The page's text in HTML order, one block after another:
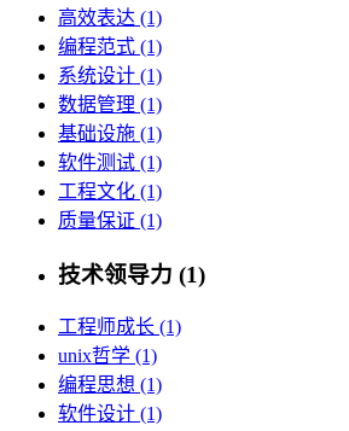
高效表达 (1)
编程范式 (1)
系统设计 (1)
数据管理 (1)
基础设施 (1)
软件测试 (1)
工程文化 (1)
质量保证 (1)
技术领导力 (1)
工程师成长 (1)
unix哲学 (1)
编程思想 (1)
软件设计 (1)